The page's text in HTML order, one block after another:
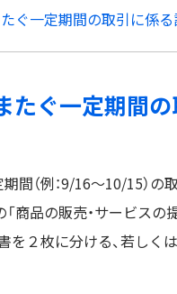
ぐ一定期間の取引に係
たぐ一定期間
間（例：9/16～10/15）の
「商品の販売・サービス
を２枚に分ける、若しく